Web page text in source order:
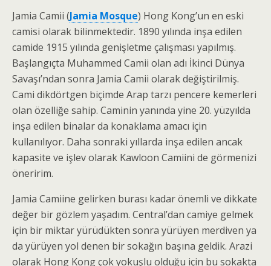
Jamia Camii (Jamia Mosque) Hong Kong’un en eski
camisi olarak bilinmektedir. 1890 yılında inşa edilen
camide 1915 yılında genişletme çalışması yapılmış.
Başlangıçta Muhammed Camii olan adı İkinci Dünya
Savaşı’ndan sonra Jamia Camii olarak değiştirilmiş.
Cami dikdörtgen biçimde Arap tarzı pencere kemerleri
olan özelliğe sahip. Caminin yanında yine 20. yüzyılda
inşa edilen binalar da konaklama amacı için
kullanılıyor. Daha sonraki yıllarda inşa edilen ancak
kapasite ve işlev olarak Kawloon Camiini de görmenizi
öneririm.
Jamia Camiine gelirken burası kadar önemli ve dikkate
değer bir gözlem yaşadım. Central’dan camiye gelmek
için bir miktar yürüdükten sonra yürüyen merdiven ya
da yürüyen yol denen bir sokağın başına geldik. Arazi
olarak Hong Kong çok yokuşlu olduğu için bu sokakta